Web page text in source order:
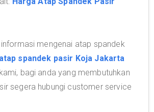
mengenai atap spandek
spandek pasir Koja Jakarta
bagi anda yang membutuhkan
segera hubungi customer service